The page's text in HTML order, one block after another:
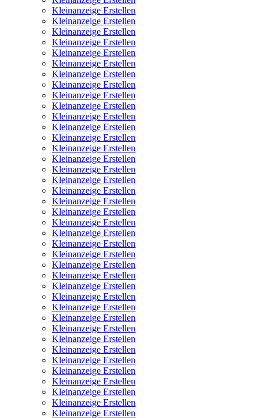
Kleinanzeige Erstellen
Kleinanzeige Erstellen
Kleinanzeige Erstellen
Kleinanzeige Erstellen
Kleinanzeige Erstellen
Kleinanzeige Erstellen
Kleinanzeige Erstellen
Kleinanzeige Erstellen
Kleinanzeige Erstellen
Kleinanzeige Erstellen
Kleinanzeige Erstellen
Kleinanzeige Erstellen
Kleinanzeige Erstellen
Kleinanzeige Erstellen
Kleinanzeige Erstellen
Kleinanzeige Erstellen
Kleinanzeige Erstellen
Kleinanzeige Erstellen
Kleinanzeige Erstellen
Kleinanzeige Erstellen
Kleinanzeige Erstellen
Kleinanzeige Erstellen
Kleinanzeige Erstellen
Kleinanzeige Erstellen
Kleinanzeige Erstellen
Kleinanzeige Erstellen
Kleinanzeige Erstellen
Kleinanzeige Erstellen
Kleinanzeige Erstellen
Kleinanzeige Erstellen
Kleinanzeige Erstellen
Kleinanzeige Erstellen
Kleinanzeige Erstellen
Kleinanzeige Erstellen
Kleinanzeige Erstellen
Kleinanzeige Erstellen
Kleinanzeige Erstellen
Kleinanzeige Erstellen
Kleinanzeige Erstellen